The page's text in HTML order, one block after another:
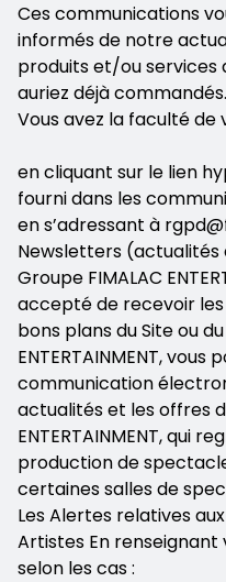
Ces communications
informés de notre
produits et/ou services
auriez déjà commandés.
Vous avez la faculté de
en cliquant sur le lien
fourni dans les
en s’adressant à
Newsletters (actualités
Groupe FIMALAC
accepté de recevoir
bons plans du Site ou
ENTERTAINMENT,
communication
actualités et les offres
ENTERTAINMENT, qui
production de
certaines salles de
Les Alertes relatives
Artistes En
selon les cas :